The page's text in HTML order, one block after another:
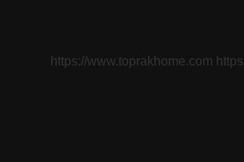
https://www.toprakhome.com